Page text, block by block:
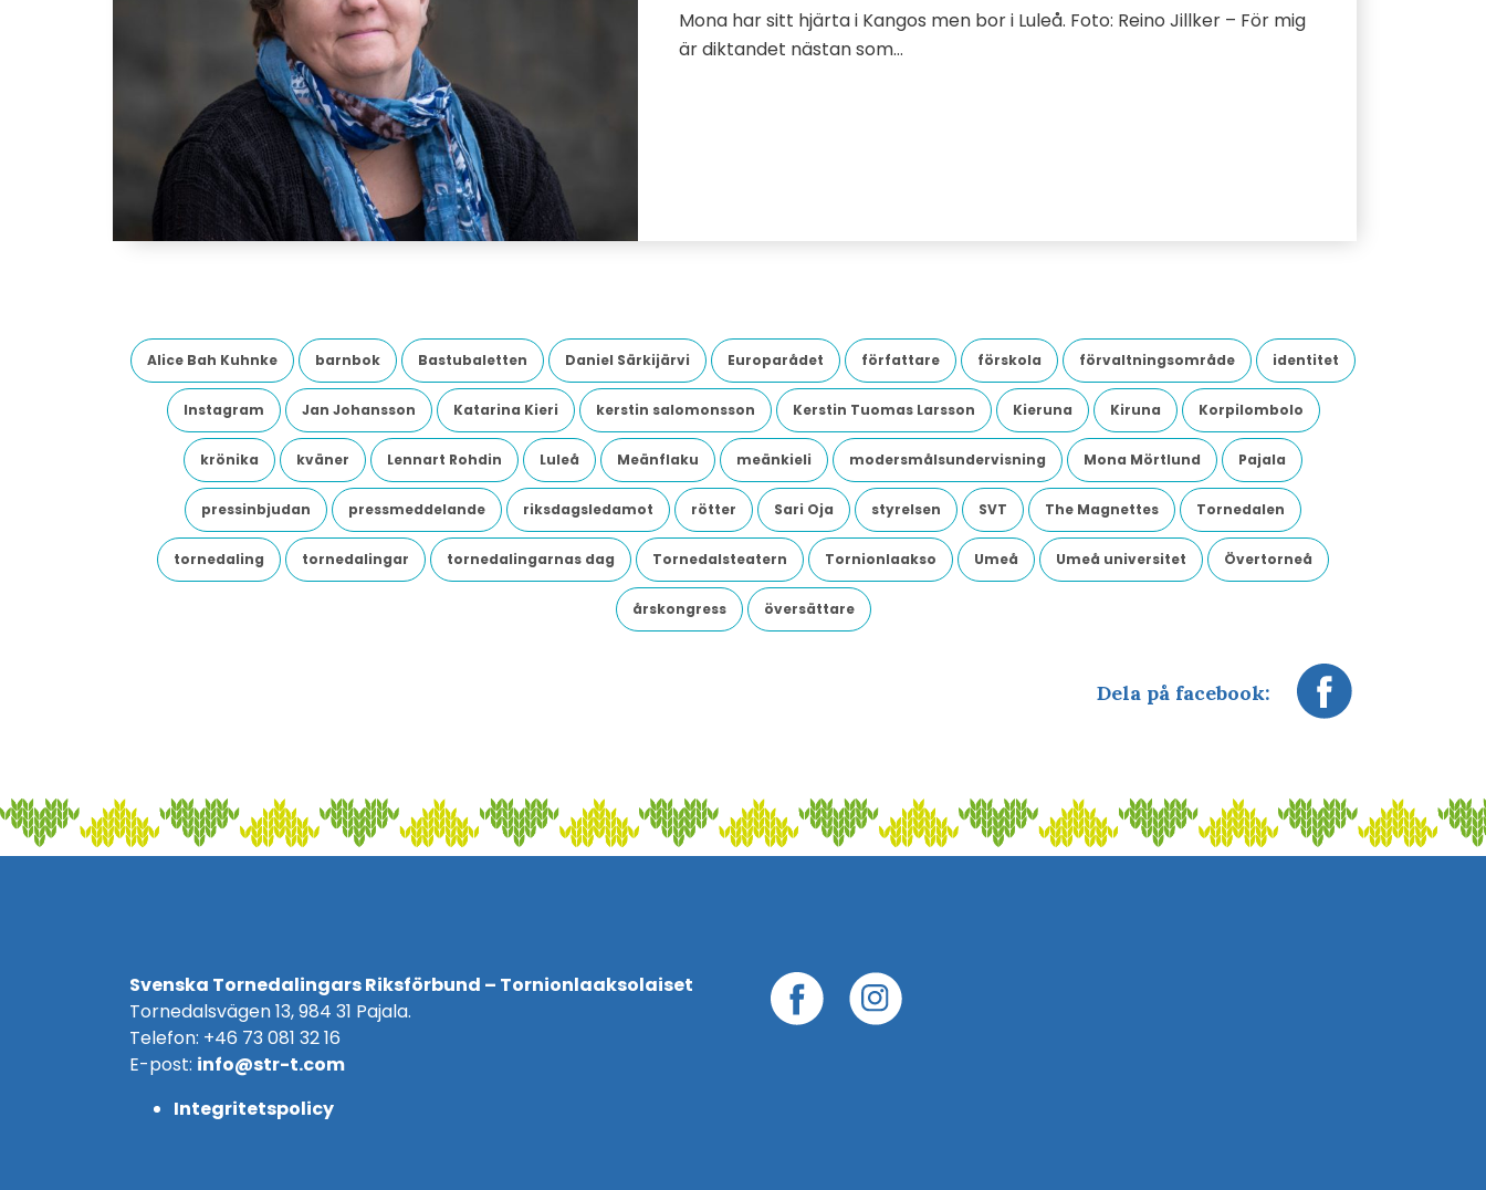
Mona har sitt hjärta i Kangos men bor i Luleå. Foto: Reino Jillker – För mig
är diktandet nästan som…
Alice Bah Kuhnke barnbok Bastubaletten Daniel Särkijärvi Europarådet författare förskola förvaltningsområde identitet
Instagram Jan Johansson Katarina Kieri kerstin salomonsson Kerstin Tuomas Larsson Kieruna Kiruna Korpilombolo
krönika kväner Lennart Rohdin Luleå Meänflaku meänkieli modersmålsundervisning Mona Mörtlund Pajala
pressinbjudan pressmeddelande riksdagsledamot rötter Sari Oja styrelsen SVT The Magnettes Tornedalen
tornedaling tornedalingar tornedalingarnas dag Tornedalsteatern Tornionlaakso Umeå Umeå universitet Övertorneå
årskongress översättare
Dela på facebook:
Svenska Tornedalingars Riksförbund – Tornionlaaksolaiset
Tornedalsvägen 13, 984 31 Pajala.
Telefon: +46 73 081 32 16
E-post: info@str-t.com
Integritetspolicy